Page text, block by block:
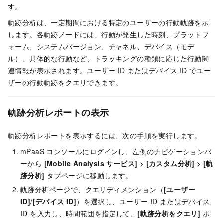
す。
軌跡分析は、一定期間における特定のユーザーの行動軌跡を示
します。各軌跡ノードには、行動が発生した時刻、プラットフ
ォーム、システムバージョン、チャネル、デバイス（モデ
ル）、具体的な行動など、トラッキングの種類に応じた行動関
連情報が表示されます。ユーザー ID またはデバイス ID でユー
ザーの行動軌跡をクエリできます。
軌跡分析レポートの表示
軌跡分析レポートを表示するには、次の手順を実行します。
mPaaS コンソールにログインし、左側のナビゲーションバ
ーから [Mobile Analysis サービス] > [カスタム分析] > [軌
跡分析] タブページに移動します。
軌跡分析ページで、クエリディメンション（[ユーザー
ID]/[デバイス ID]）を選択し、ユーザー ID またはデバイス
ID を入力し、時間範囲を指定して、 [軌跡分析をクエリ] ボ